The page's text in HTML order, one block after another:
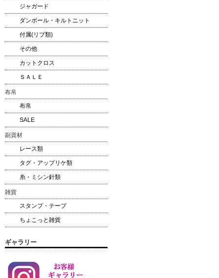
ジャガード
ダンボール・キルトニット
付属(リブ類)
その他
カットクロス
ＳＡＬＥ
布帛
布帛
SALE
副資材
レース類
タグ・アップリケ類
糸・ミシン針類
雑貨
スタンプ・テープ
ちょこっと雑貨
ギャラリー